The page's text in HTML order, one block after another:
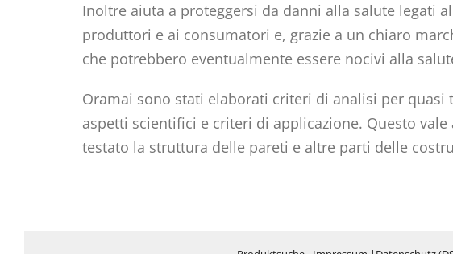
Inoltre aiuta a proteggersi da danni alla salute legati
produttori e ai consumatori e, grazie a un chiaro
che potrebbero eventualmente essere nocivi alla
Oramai sono stati elaborati criteri di analisi per
aspetti scientifici e criteri di applicazione. Questo
testato la struttura delle pareti e altre parti delle